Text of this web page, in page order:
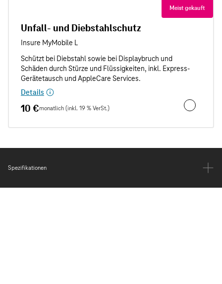
Meist gekauft
Unfall- und Diebstahlschutz
Details
10 €monatlich (inkl. 19 % VerSt.) Unfall- und
Spezifikationen